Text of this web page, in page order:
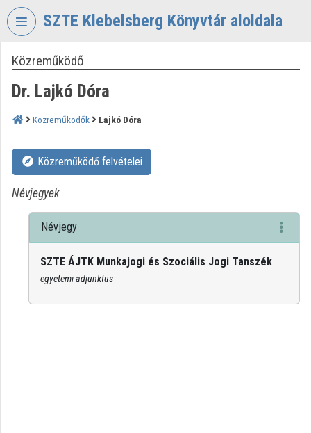
Fejléc kihagyása
SZTE Klebelsberg Könyvtár aloldala
VIDEOTORIUM
SZTE
KLEBELSBERG
Intézményi kezdőlap
Bejelentkezés
Intézményi felfedezés
Intézményi listák
Közreműködő
Dr. Lajkó Dóra
Közreműködők Lajkó Dóra
Közreműködő felvételei
Névjegyek
Névjegy
SZTE ÁJTK Munkajogi és Szociális Jogi Tanszék
egyetemi adjunktus